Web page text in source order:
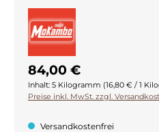
84,00 €
Inhalt: 5 Kilogramm (16,80 € / 1
Preise inkl. MwSt. zzgl.
Versandkostenfrei